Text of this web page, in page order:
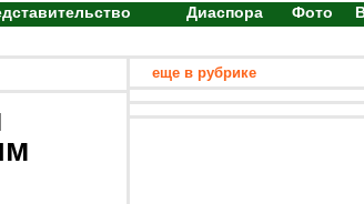
Диаспора Фото
еще в рубрике